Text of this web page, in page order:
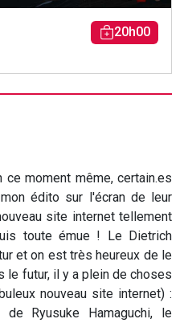
20h00
ce moment même, certain.es
édito sur l'écran de leur
site internet tellement
toute émue ! Le Dietrich
et on est très heureux de le
le futur, il y a plein de choses
nouveau site internet) :
de Ryusuke Hamaguchi, le